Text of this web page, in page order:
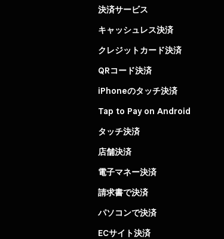
決済サービス
キャッシュレス決済
クレジットカード決済
QRコード決済
iPhoneのタッチ決済
Tap to Pay on Android
タッチ決済
店舗決済
電子マネー決済
請求書で決済
パソコンで決済
ECサイト決済